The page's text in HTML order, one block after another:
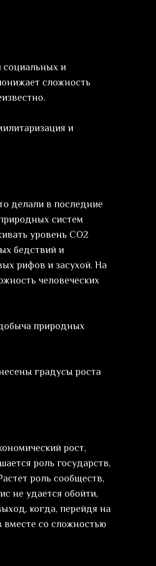
социальных и
сложность
и
делали в последние
систем
уровень CO2
бедствий и
рифов и засухой. На
человеческих
природных
градусы роста
рост,
роль государств,
роль сообществ,
не удается обойти,
когда, перейдя на
вместе со сложностью